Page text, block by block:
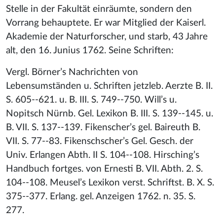
Stelle in der Fakultät einräumte, sondern den
Vorrang behauptete. Er war Mitglied der Kaiserl.
Akademie der Naturforscher, und starb, 43 Jahre
alt, den 16. Junius 1762. Seine Schriften:
Vergl. Börner’s Nachrichten von
Lebensumständen u. Schriften jetzleb. Aerzte B. II.
S. 605--621. u. B. III. S. 749--750. Will’s u.
Nopitsch Nürnb. Gel. Lexikon B. III. S. 139--145. u.
B. VII. S. 137--139. Fikenscher’s gel. Baireuth B.
VII. S. 77--83. Fikenschscher’s Gel. Gesch. der
Univ. Erlangen Abth. II S. 104--108. Hirsching’s
Handbuch fortges. von Ernesti B. VII. Abth. 2. S.
104--108. Meusel’s Lexikon verst. Schriftst. B. X. S.
375--377. Erlang. gel. Anzeigen 1762. n. 35. S.
277.